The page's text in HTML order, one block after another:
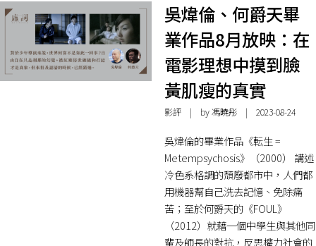
吳煒倫、何爵天畢
業作品8月放映：在
電影理想中摸到臉
黃肌瘦的真實
影評| by馮曉彤| 2023-08-24
吳煒倫的畢業作品《転生 =
Metempsychosis》（2000） 講述
冷色系格調的頹廢都市中，人們都
用機器幫自己洗去記憶、免除痛
苦；至於何爵天的《FOUL》
（2012）就藉一個中學生與其他同
輩及師長的對抗，反思權力社會的